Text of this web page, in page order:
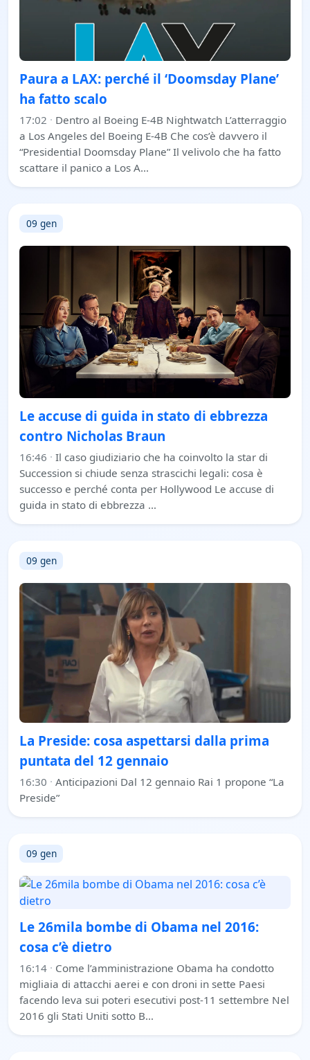
Paura a LAX: perché il ‘Doomsday Plane’
ha fatto scalo
17:02 · Dentro al Boeing E-4B Nightwatch L’atterraggio
a Los Angeles del Boeing E-4B Che cos’è davvero il
“Presidential Doomsday Plane” Il velivolo che ha fatto
scattare il panico a Los A…
09 gen
Le accuse di guida in stato di ebbrezza
contro Nicholas Braun
16:46 · Il caso giudiziario che ha coinvolto la star di
Succession si chiude senza strascichi legali: cosa è
successo e perché conta per Hollywood Le accuse di
guida in stato di ebbrezza …
09 gen
La Preside: cosa aspettarsi dalla prima
puntata del 12 gennaio
16:30 · Anticipazioni Dal 12 gennaio Rai 1 propone “La
Preside”
09 gen
Le 26mila bombe di Obama nel 2016:
cosa c’è dietro
16:14 · Come l’amministrazione Obama ha condotto
migliaia di attacchi aerei e con droni in sette Paesi
facendo leva sui poteri esecutivi post‑11 settembre Nel
2016 gli Stati Uniti sotto B…